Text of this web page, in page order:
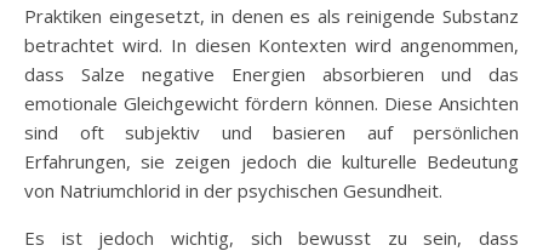
Praktiken eingesetzt, in denen es als reinigende Substanz
betrachtet wird. In diesen Kontexten wird angenommen,
dass Salze negative Energien absorbieren und das
emotionale Gleichgewicht fördern können. Diese Ansichten
sind oft subjektiv und basieren auf persönlichen
Erfahrungen, sie zeigen jedoch die kulturelle Bedeutung
von Natriumchlorid in der psychischen Gesundheit.
Es ist jedoch wichtig, sich bewusst zu sein, dass